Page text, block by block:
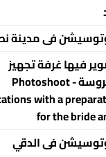
فى مدينة
فيها غرفة تجهيز
عريس وعروسة - Photoshoot
with a
for the bride
فى الدقي